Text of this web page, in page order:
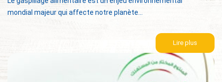
mondial majeur qui affecte notre planète...
Lire plus